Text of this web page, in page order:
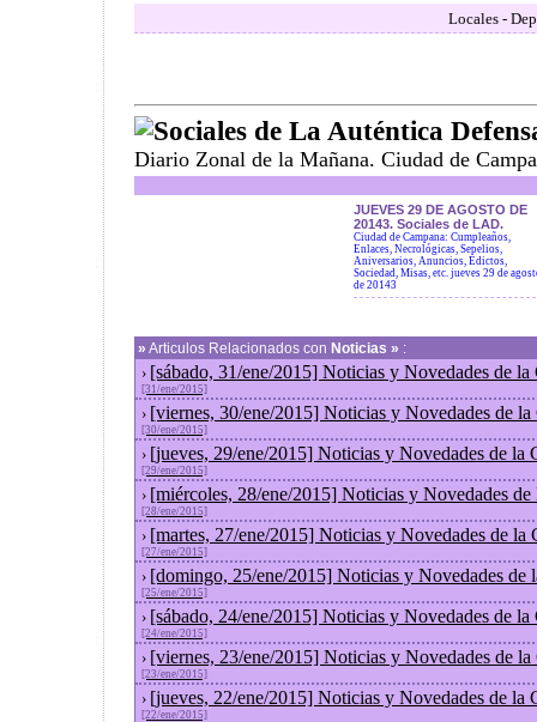
Locales -
Sociales de La Auténtica
Diario Zonal de la Mañana. Ciudad de
JUEVES 29 DE AGOSTO DE
20143. Sociales de LAD.
Ciudad de Campana: Cumpleaños,
Enlaces, Necrológicas, Sepelios,
Aniversarios, Anuncios, Edictos,
Sociedad, Misas, etc. jueves 29 de
de 20143
» Articulos Relacionados con Noticias » :
› [sábado, 31/ene/2015] Noticias y Novedades de la
[31/ene/2015]
› [viernes, 30/ene/2015] Noticias y Novedades de
[30/ene/2015]
› [jueves, 29/ene/2015] Noticias y Novedades de la
[29/ene/2015]
› [miércoles, 28/ene/2015] Noticias y Novedades
[28/ene/2015]
› [martes, 27/ene/2015] Noticias y Novedades de la
[27/ene/2015]
› [domingo, 25/ene/2015] Noticias y Novedades de
[25/ene/2015]
› [sábado, 24/ene/2015] Noticias y Novedades de la
[24/ene/2015]
› [viernes, 23/ene/2015] Noticias y Novedades de
[23/ene/2015]
› [jueves, 22/ene/2015] Noticias y Novedades de la
[22/ene/2015]